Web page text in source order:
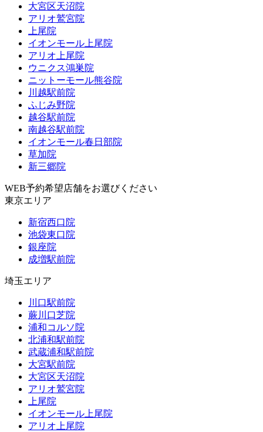
大宮区天沼院
アリオ鷲宮院
上尾院
イオンモール上尾院
アリオ上尾院
ウニクス鴻巣院
ニットーモール熊谷院
川越駅前院
ふじみ野院
越谷駅前院
南越谷駅前院
イオンモール春日部院
草加院
新三郷院
WEB予約希望店舗をお選びください
東京エリア
新宿西口院
池袋東口院
銀座院
成増駅前院
埼玉エリア
川口駅前院
蕨川口芝院
浦和コルソ院
北浦和駅前院
武蔵浦和駅前院
大宮駅前院
大宮区天沼院
アリオ鷲宮院
上尾院
イオンモール上尾院
アリオ上尾院